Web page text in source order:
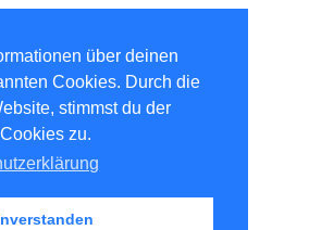
über deinen
Cookies. Durch die
stimmst du der
zu.